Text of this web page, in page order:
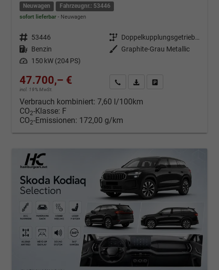
Neuwagen Fahrzeugnr.: 53446
sofort lieferbar Neuwagen
Fahrzeugnr. 53446 Getriebe
Doppelkupplungsgetriebe (DSG)
Kraftstoff Benzin Außenfarbe
Graphite-Grau Metallic
Leistung 150 kW (204 PS)
47.700,– €
incl. 19% MwSt.
Kontakt & Angebot anfordern
PDF-Datei, Fahrzeugexposé
Verbrauch kombiniert: 7,60 l/100km
CO2-Klasse: F
CO2-Emissionen: 172,00 g/km